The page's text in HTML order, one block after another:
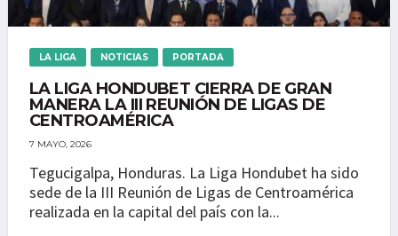
LA LIGA NOTICIAS PORTADA
LA LIGA HONDUBET CIERRA DE GRAN
MANERA LA III REUNIÓN DE LIGAS DE
CENTROAMÉRICA
7 MAYO, 2026
Tegucigalpa, Honduras. La Liga Hondubet ha sido
sede de la III Reunión de Ligas de Centroamérica
realizada en la capital del país con la...